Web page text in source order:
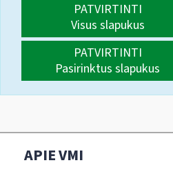
PATVIRTINTI
Visus slapukus
PATVIRTINTI
Pasirinktus slapukus
APIE VMI